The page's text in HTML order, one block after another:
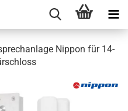
Nippon für 14-